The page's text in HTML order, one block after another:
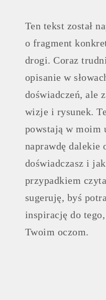
Ten tekst został
o fragment
drogi. Coraz
opisanie w
doświadczeń, ale
wizje i rysunek.
powstają w moim
naprawdę dalekie
doświadczasz i
przypadkiem
sugeruję, byś
inspirację do
Twoim oczom.